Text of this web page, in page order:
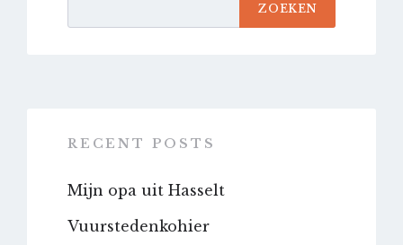
ZOEKEN
RECENT POSTS
Mijn opa uit Hasselt
Vuurstedenkohier